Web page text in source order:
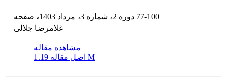
77-100
غلامرضا جلالی
مشاهده مقاله
اصل مقاله 1.19 M